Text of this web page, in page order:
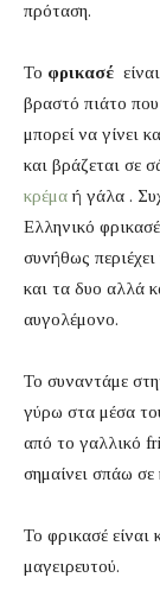
πρόταση.
Το φρικασέ
βραστό πιάτο
μπορεί να γίνει
και βράζεται σε
κρέμα ή γάλα .
Ελληνικό
συνήθως
και τα δυο αλλά
αυγολέμονο.
Το συναντάμε
γύρω στα μέσα
από το γαλλικό
σημαίνει σπάω σε
Το φρικασέ είναι
μαγειρευτού.